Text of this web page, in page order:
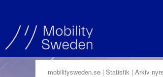
mobilitysweden.se Statistik Arkiv